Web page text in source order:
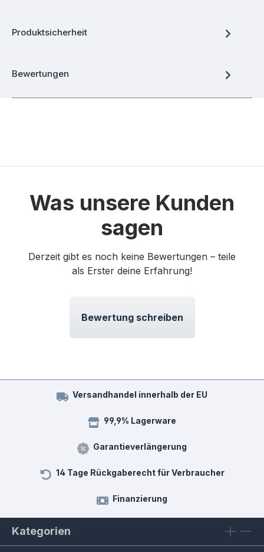
Produktsicherheit
Bewertungen
Was unsere Kunden
sagen
Derzeit gibt es noch keine Bewertungen – teile
als Erster deine Erfahrung!
Bewertung schreiben
Versandhandel innerhalb der EU
99,9% Lagerware
Garantieverlängerung
14 Tage Rückgaberecht für Verbraucher
Finanzierung
Kategorien